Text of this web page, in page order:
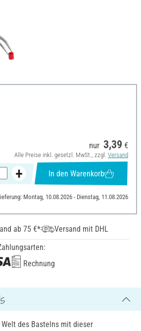
nur 3,39 €
Alle Preise inkl. gesetzl. MwSt., zzgl. Versand
In den Warenkorb
Montag, 10.08.2026 - Dienstag, 11.08.2026
ab 75 €*
Versand mit DHL
Rechnung
des Bastelns mit dieser